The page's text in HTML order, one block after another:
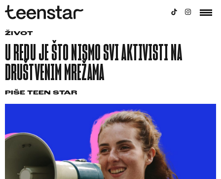
ŽIVOT
U REDU JE ŠTO NISMO SVI AKTIVISTI NA
DRUŠTVENIM MREŽAMA
PIŠE TEEN STAR